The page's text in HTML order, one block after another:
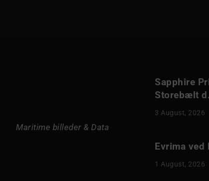
Maritime billeder & Data
Sapphire
Storebælt
3 August, 2026
Evrima
1 August, 2026